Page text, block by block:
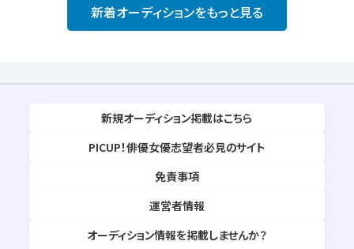
新着オーディションをもっと見る
新規オーディション掲載はこちら
PICUP！俳優女優志望者必見のサイト
免責事項
運営者情報
オーディション情報を掲載しませんか？